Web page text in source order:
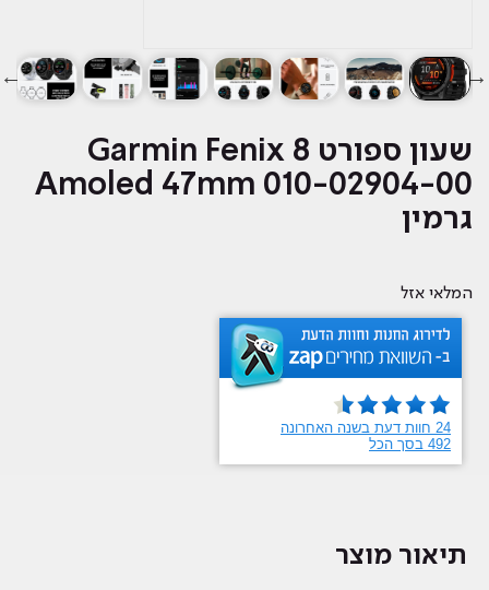
‏שעון ספורט Garmin Fenix 8
Amoled 47mm 010-02904-00
גרמין
המלאי אזל
תיאור מוצר